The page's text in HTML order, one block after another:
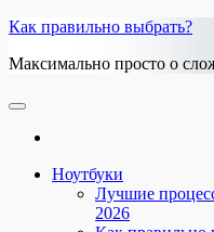
Skip
the
Как правильно выбрать?
Максимально просто о
Ноутбуки
Лучшие
2026